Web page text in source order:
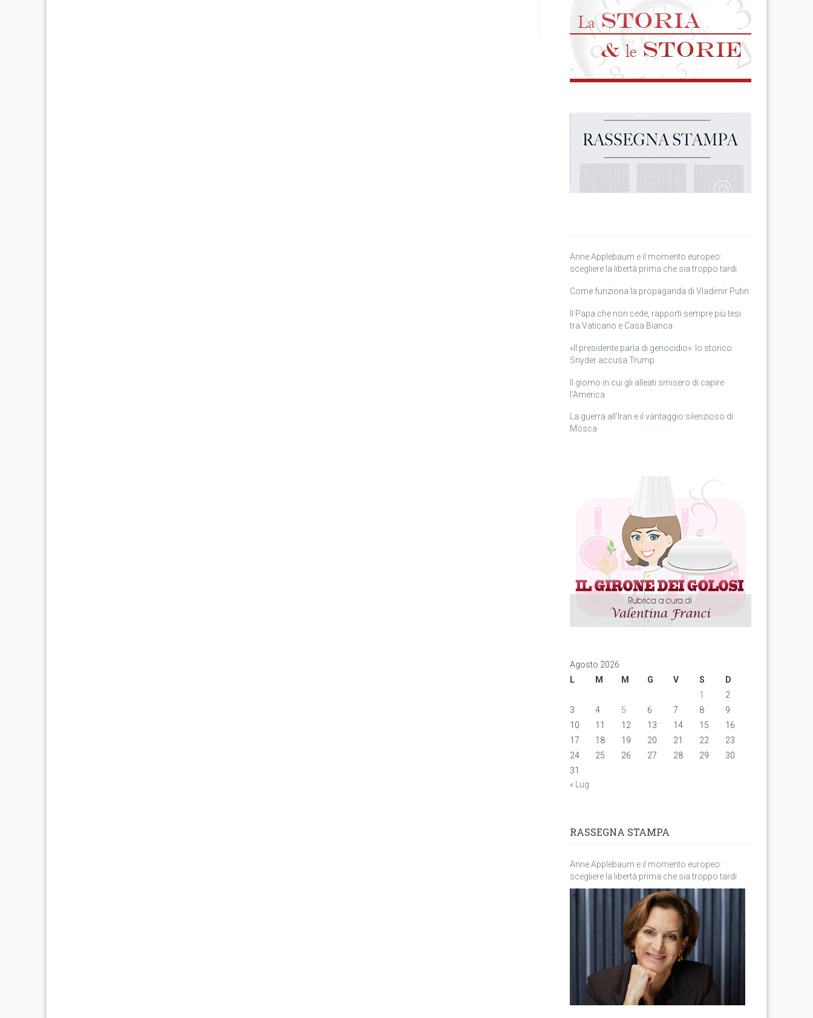
Anne Applebaum e il momento europeo:
scegliere la libertà prima che sia troppo tardi
Come funziona la propaganda di Vladimir Putin
Il Papa che non cede, rapporti sempre più tesi
tra Vaticano e Casa Bianca
«Il presidente parla di genocidio»: lo storico
Snyder accusa Trump
Il giorno in cui gli alleati smisero di capire
l’America
La guerra all’Iran e il vantaggio silenzioso di
Mosca
Agosto 2026
L
M M G V S
D
1
2
3
4 5 6 7 8
9
10
11 12 13 14 15
16
17
18 19 20 21 22
23
24
25 26 27 28 29
30
31
« Lug
RASSEGNA STAMPA
Anne Applebaum e il momento europeo:
scegliere la libertà prima che sia troppo tardi